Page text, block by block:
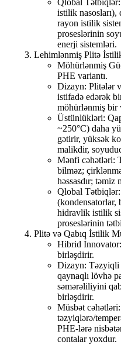
Qlobal
istilik nasosları),
rayon istilik
proseslərinin
enerji sistemləri.
Lehimlənmiş Plitə
Möhürlənmiş
PHE variantı.
Dizayn: Plitələr
istifadə edərək
möhürlənmiş bir
Üstünlükləri:
~250°C) daha
gətirir, yüksək
malikdir,
Mənfi cəhətləri:
bilməz;
həssasdır; təmiz
Qlobal
(kondensatorlar,
hidravlik istilik
proseslərinin
Plitə və Qabıq İstilik
Hibrid
birləşdirir.
Dizayn: Təzyiqli
qaynaqlı lövhə
səmərəliliyini
birləşdirir.
Müsbət
təzyiqlərə/
PHE-lərə
contalar yoxdur.